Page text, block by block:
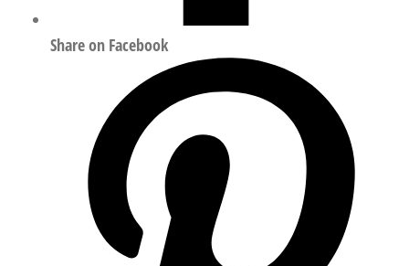
Share on Facebook